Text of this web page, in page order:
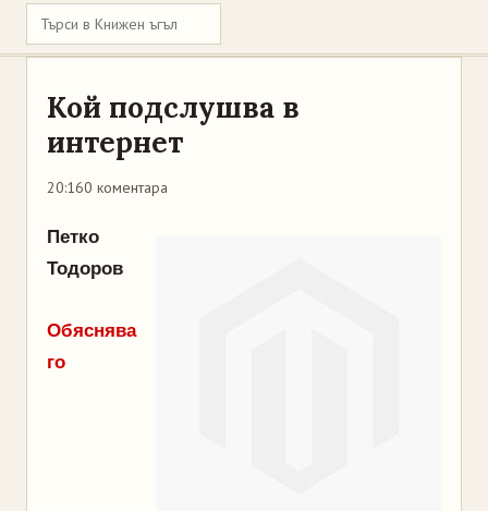
Кой подслушва в
интернет
20:160 коментара
Петко
Тодоров
Обяснява
го